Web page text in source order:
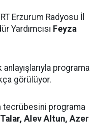
Erzurum Radyosu İl
Yardımcısı Feyza
anlayışlarıyla programa
görülüyor.
tecrübesini programa
Alev Altun, Azer